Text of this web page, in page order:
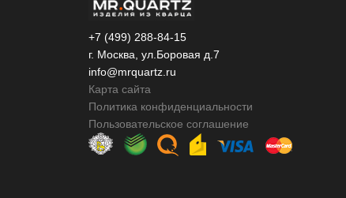
+7 (499) 288-84-15
г. Москва, ул.Боровая д.7
info@mrquartz.ru
Карта сайта
Политика конфиденциальности
Пользовательское соглашение